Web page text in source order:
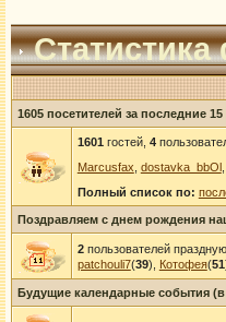
1605 посетителей за последние
1601 гостей, 4
Marcusfax dostavka_bbOl,
Полный список по:
Поздравляем с днем рождения
2пользователей
patchouli7(39), Котофея(51
Будущие календарные события (в